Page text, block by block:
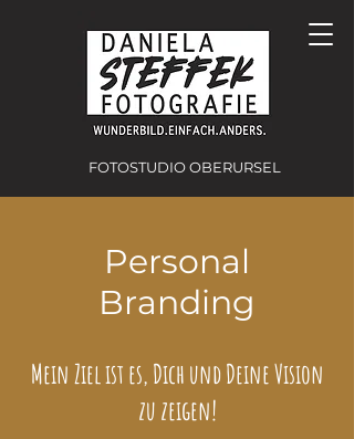
FOTOSTUDIO OBERURSEL
Personal
Branding
Mein Ziel ist es, Dich und Deine Vision
zu zeigen!